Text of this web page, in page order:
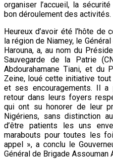
organiser l’accueil, la
bon déroulement des activités.
Heureux d’avoir été l’hôte de
la région de Niamey, le
Harouna, a, au nom du
Sauvegarde de la Patrie
Abdourahamane Tiani, et du
Zeine, loué cette initiative
et ses encouragements. Il
retour dans leurs foyers
qui ont su honorer de leur
Nigériens, sans distinction
d’être patients les uns
marabouts pour toutes les
appel », a conclu le
Général de Brigade Assouman